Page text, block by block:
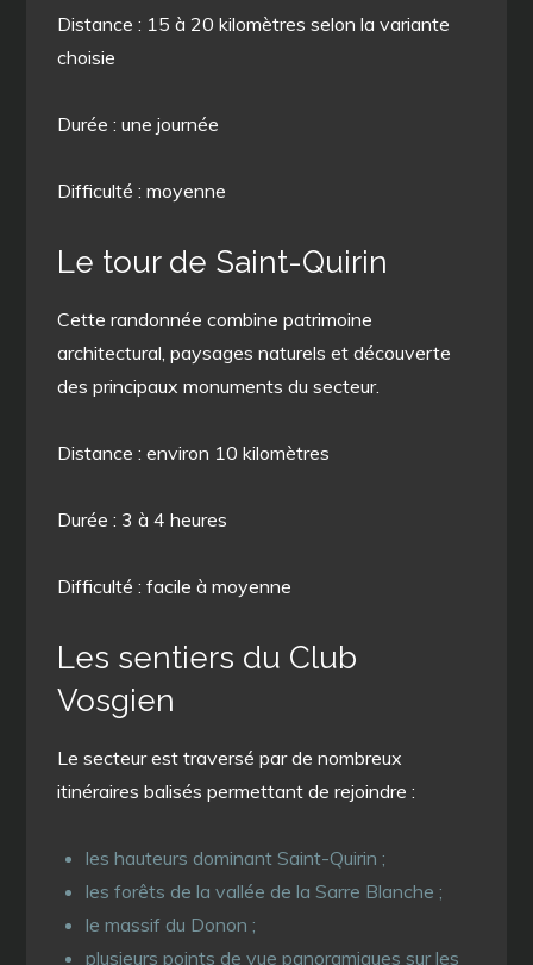
Distance : 15 à 20 kilomètres selon la variante
choisie
Durée : une journée
Difficulté : moyenne
Le tour de Saint-Quirin
Cette randonnée combine patrimoine
architectural, paysages naturels et découverte
des principaux monuments du secteur.
Distance : environ 10 kilomètres
Durée : 3 à 4 heures
Difficulté : facile à moyenne
Les sentiers du Club
Vosgien
Le secteur est traversé par de nombreux
itinéraires balisés permettant de rejoindre :
les hauteurs dominant Saint-Quirin ;
les forêts de la vallée de la Sarre Blanche ;
le massif du Donon ;
plusieurs points de vue panoramiques sur les